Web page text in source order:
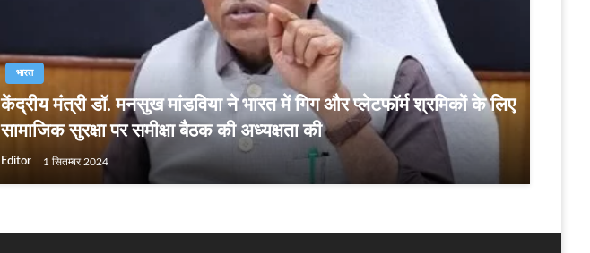
भारत
केंद्रीय मंत्री डॉ. मनसुख मांडविया ने भारत में गिग और प्लेटफॉर्म श्रमिकों के लिए
सामाजिक सुरक्षा पर समीक्षा बैठक की अध्यक्षता की
Editor 1 सितम्बर 2024